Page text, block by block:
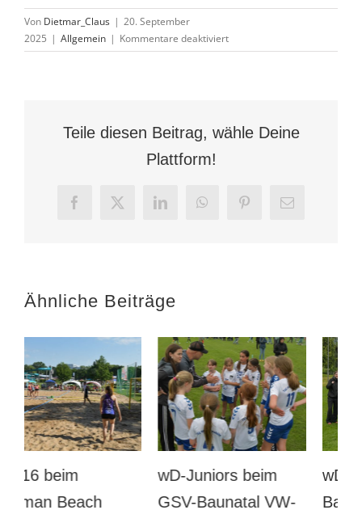
Von Dietmar_Claus | 20. September
2025 | Allgemein | Kommentare deaktiviertfür
wE
Dittershausen/Waldau/
II
Teile diesen Beitrag, wähle Deine
Plattform!
Facebook
X LinkedInWhatsAppPinterest
E-
Ähnliche Beiträge
wD beim GSV-
Baunatal VW-Cup
Männer
Vorbereitung gegen